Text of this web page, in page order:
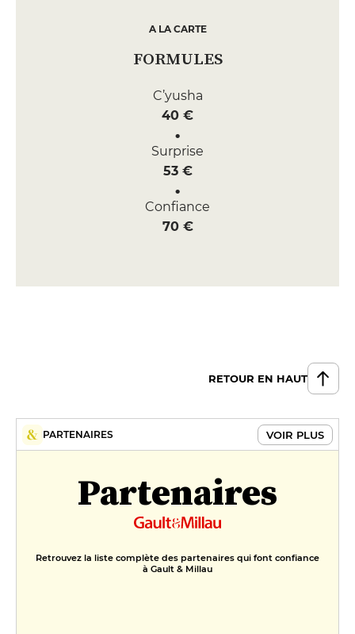
A LA CARTE
FORMULES
C’yusha
40 €
Surprise
53 €
Confiance
70 €
RETOUR EN HAUT
PARTENAIRES VOIR PLUS
Partenaires
Retrouvez la liste complète des partenaires qui font confiance
à Gault & Millau